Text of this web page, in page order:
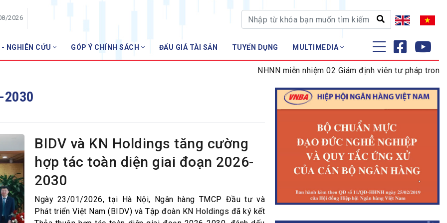
2026
NGHIÊN CỨU GÓP Ý CHÍNH SÁCH ĐẤU GIÁ TÀI SẢN TUYỂN DỤNG MULTIMEDIA
hàng
ĐÀO TẠO - NGHIÊN CỨU
Tập huấn
NHNN miễn nhiệm 02 Giám định viên tư pháp trong
2030
BIDV và KN Holdings tăng cường
hợp tác toàn diện giai đoạn 2026-
2030
Ngày 23/01/2026, tại Hà Nội, Ngân hàng TMCP Đầu tư và
Phát triển Việt Nam (BIDV) và Tập đoàn KN Holdings đã ký kết